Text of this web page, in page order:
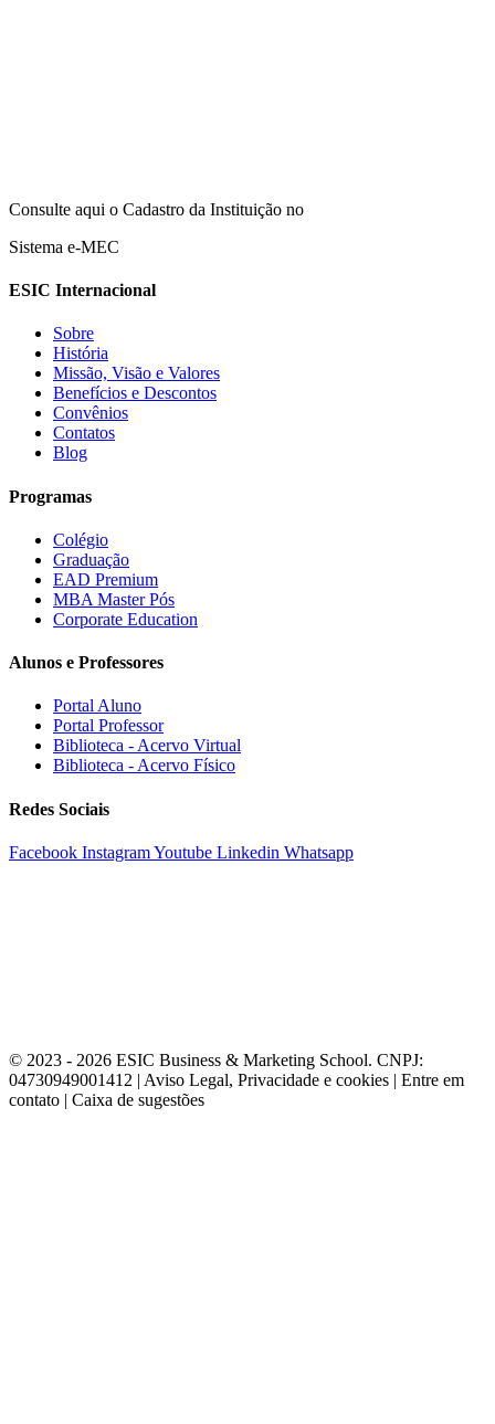
Consulte aqui o Cadastro da Instituição no
Sistema e-MEC
ESIC Internacional
Sobre
História
Missão, Visão e Valores
Benefícios e Descontos
Convênios
Contatos
Blog
Programas
Colégio
Graduação
EAD Premium
MBA Master Pós
Corporate Education
Alunos e Professores
Portal Aluno
Portal Professor
Biblioteca - Acervo Virtual
Biblioteca - Acervo Físico
Redes Sociais
Facebook InstagramYoutube Linkedin Whatsapp
© 2023 - 2026 ESIC Business & Marketing School. CNPJ:
04730949001412 | Aviso Legal, Privacidade e cookies | Entre em
contato | Caixa de sugestões